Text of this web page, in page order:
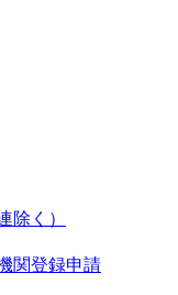
除く）
関登録申請